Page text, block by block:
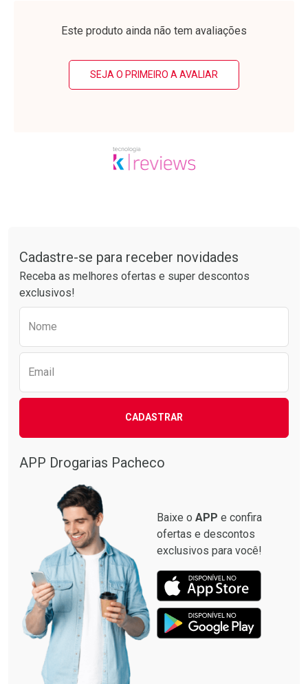
Laboratório
Por R$ 38,87/cada
Por Menos Laboratório
Por R$ 28,79/cada
Por Menos
Este produto ainda não tem avaliações
SEJA O PRIMEIRO A AVALIAR
Cadastre-se para receber novidades
Receba as melhores ofertas e super descontos
exclusivos!
Nome
Email
CADASTRAR
APP Drogarias Pacheco
Baixe o APP e confira
ofertas e descontos
exclusivos para você!